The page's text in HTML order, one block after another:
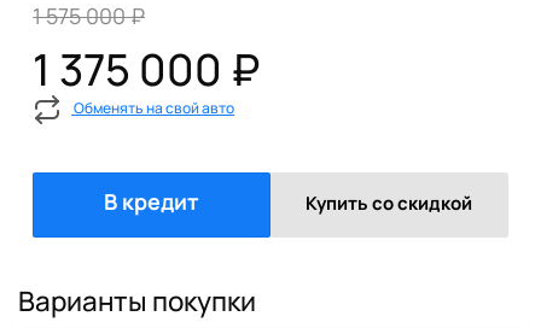
1 575 000 ₽
1 375 000 ₽
Обменять на свой авто
В кредит Купить со скидкой
Варианты покупки